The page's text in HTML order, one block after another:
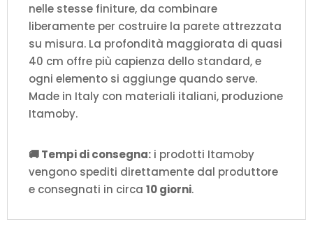
nelle stesse finiture, da combinare
liberamente per costruire la parete attrezzata
su misura. La profondità maggiorata di quasi
40 cm offre più capienza dello standard, e
ogni elemento si aggiunge quando serve.
Made in Italy con materiali italiani, produzione
Itamoby.
🚚 Tempi di consegna: i prodotti Itamoby
vengono spediti direttamente dal produttore
e consegnati in circa 10 giorni.